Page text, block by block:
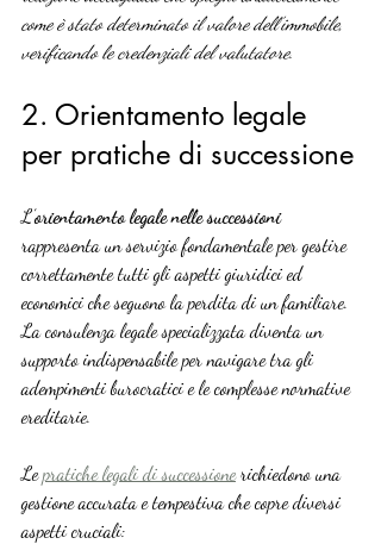
come è stato determinato il valore dell’immobile,
verificando le credenziali del valutatore.
2. Orientamento legale
per pratiche di successione
L’orientamento legale nelle successioni
rappresenta un servizio fondamentale per gestire
correttamente tutti gli aspetti giuridici ed
economici che seguono la perdita di un familiare.
La consulenza legale specializzata diventa un
supporto indispensabile per navigare tra gli
adempimenti burocratici e le complesse normative
ereditarie.
Le pratiche legali di successione richiedono una
gestione accurata e tempestiva che copre diversi
aspetti cruciali: